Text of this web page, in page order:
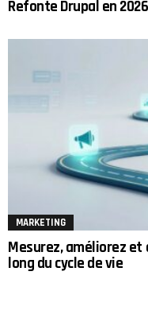
Refonte Drupal en
MARKETING
Mesurez, améliorez
long du cycle de vie